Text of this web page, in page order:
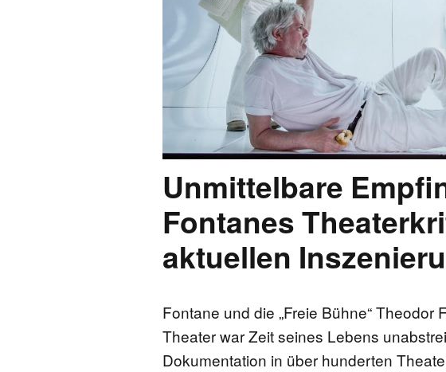
FONTANE-
LEBENSSTATIONEN
FONTANE-ORTE
FONTANE-PROJEKTE
Unmittelbare
Fontanes
aktuellen
Fontane und die „Freie Bühne“ Theodor
Theater war Zeit seines Lebens
Dokumentation in über hunderten